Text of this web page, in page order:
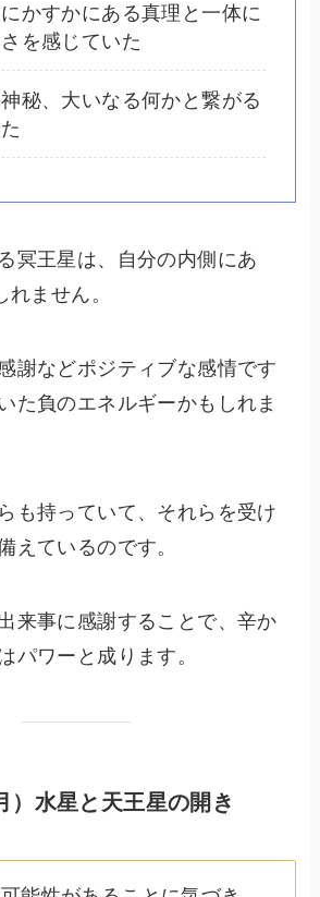
かすかにある真理と一体に
を感じていた
秘、大いなる何かと繋がる
冥王星は、自分の内側にあ
れません。
謝などポジティブな感情です
た負のエネルギーかもしれま
も持っていて、それらを受け
えているのです。
来事に感謝することで、辛か
パワーと成ります。
）水星と天王星の開き